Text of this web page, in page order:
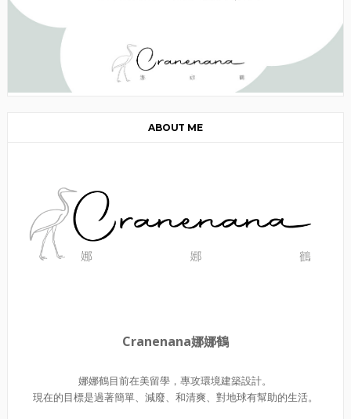
ABOUT ME
Cranenana娜娜鶴
娜娜鶴目前在美留學，專攻環境建築設計。
現在的目標是過著簡單、減廢、和清爽、對地球有幫助的生活。